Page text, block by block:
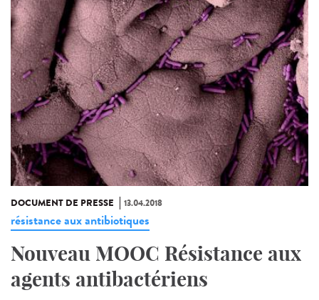
DOCUMENT DE PRESSE 13.04.2018
résistance aux antibiotiques
Nouveau MOOC Résistance aux
agents antibactériens